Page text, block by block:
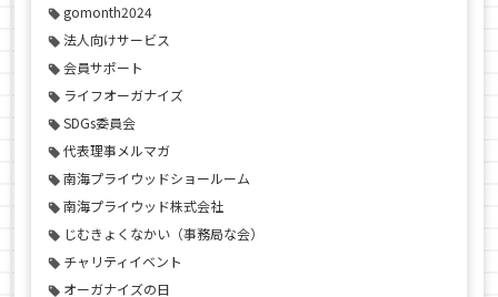
gomonth2024
法人向けサービス
会員サポート
ライフオーガナイズ
SDGs委員会
代表理事メルマガ
南海プライウッドショールーム
南海プライウッド株式会社
じむきょくなかい（事務局な会）
チャリティイベント
オーガナイズの日